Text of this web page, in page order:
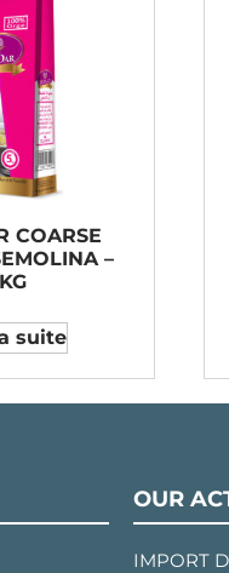
COARSE
–
suite
OUR
IMPORT